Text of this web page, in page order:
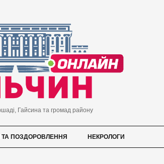
Гайсина та громад району
ТА ПОЗДОРОВЛЕННЯ НЕКРОЛОГИ